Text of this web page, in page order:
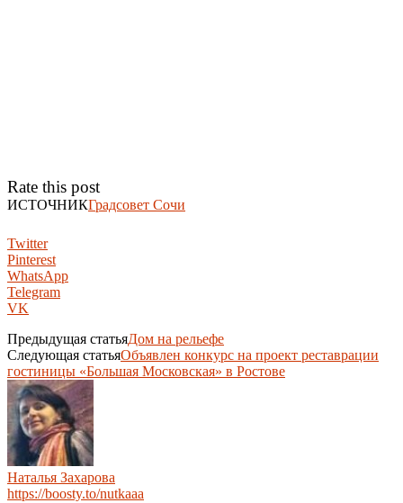
Rate this post
ИСТОЧНИКГрадсовет Сочи
Twitter
Pinterest
WhatsApp
Telegram
VK
Предыдущая статьяДом на рельефе
Следующая статьяОбъявлен конкурс на проект реставрации
гостиницы «Большая Московская» в Ростове
Наталья Захарова
https://boosty.to/nutkaaa